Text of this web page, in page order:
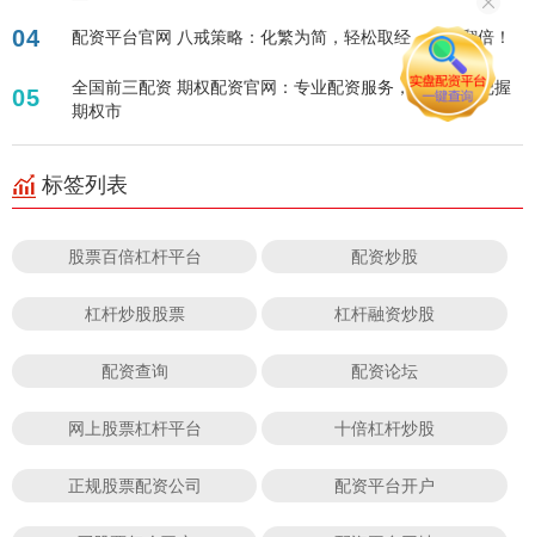
04 配资平台官网 八戒策略：化繁为简，轻松取经，业绩翻倍！
05
全国前三配资 期权配资官网：专业配资服务，助您灵活把握
期权市
标签列表
股票百倍杠杆平台 配资炒股
杠杆炒股股票 杠杆融资炒股
配资查询 配资论坛
网上股票杠杆平台 十倍杠杆炒股
正规股票配资公司 配资平台开户